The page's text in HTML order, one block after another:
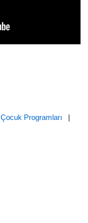
Çocuk Programları